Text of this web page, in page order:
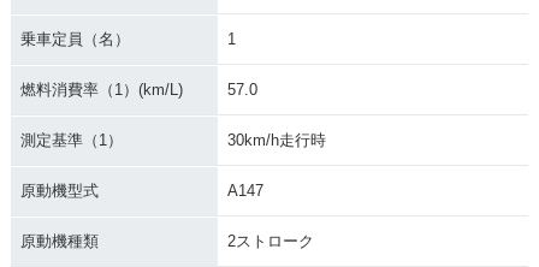
乗車定員（名） 1
燃料消費率（1）(km/L) 57.0
測定基準（1） 30km/h走行時
原動機型式 A147
原動機種類 2ストローク